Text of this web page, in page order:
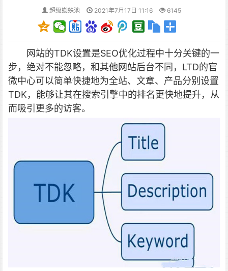
超级蜘蛛池 2021年7月17日 11:16 6145
网站的TDK设置是SEO优化过程中十分关键的一
步，绝对不能忽略，和其他网站后台不同，LTD的官
微中心可以简单快捷地为全站、文章、产品分别设置
TDK，能够让其在搜索引擎中的排名更快地提升，从
而吸引更多的访客。